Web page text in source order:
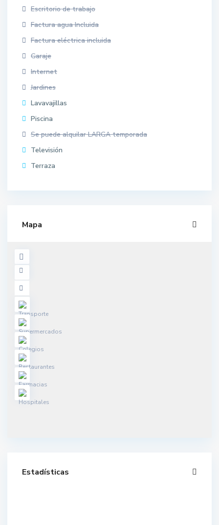
Escritorio de trabajo
Factura agua Incluida
Factura eléctrica incluida
Garaje
Internet
Jardines
Lavavajillas
Piscina
Se puede alquilar LARGA temporada
Televisión
Terraza
Mapa
Estadísticas